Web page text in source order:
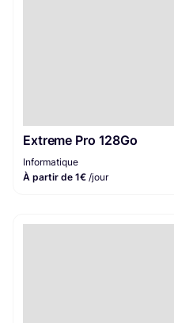
Extreme Pro 128Go
Informatique
À partir de 1€ /jour